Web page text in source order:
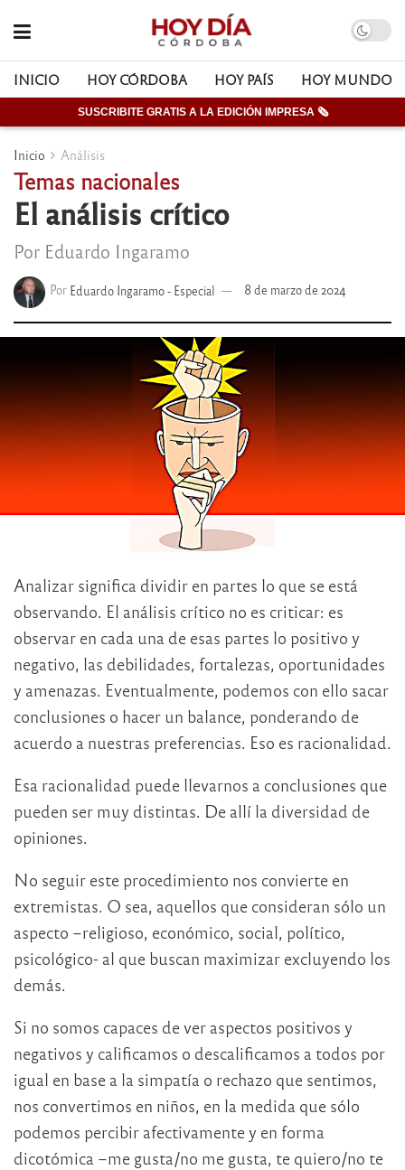
INICIO HOY CÓRDOBA HOY PAÍS HOY MUNDO
SUSCRIBITE GRATIS A LA EDICIÓN IMPRESA 🗞
Inicio Análisis
Temas nacionales
El análisis crítico
Por Eduardo Ingaramo
Por Eduardo Ingaramo - Especial 8 de marzo de 2024
Analizar significa dividir en partes lo que se está
observando. El análisis crítico no es criticar: es
observar en cada una de esas partes lo positivo y
negativo, las debilidades, fortalezas, oportunidades
y amenazas. Eventualmente, podemos con ello sacar
conclusiones o hacer un balance, ponderando de
acuerdo a nuestras preferencias. Eso es racionalidad.
Esa racionalidad puede llevarnos a conclusiones que
pueden ser muy distintas. De allí la diversidad de
opiniones.
No seguir este procedimiento nos convierte en
extremistas. O sea, aquellos que consideran sólo un
aspecto –religioso, económico, social, político,
psicológico- al que buscan maximizar excluyendo los
demás.
Si no somos capaces de ver aspectos positivos y
negativos y calificamos o descalificamos a todos por
igual en base a la simpatía o rechazo que sentimos,
nos convertimos en niños, en la medida que sólo
podemos percibir afectivamente y en forma
dicotómica –me gusta/no me gusta, te quiero/no te